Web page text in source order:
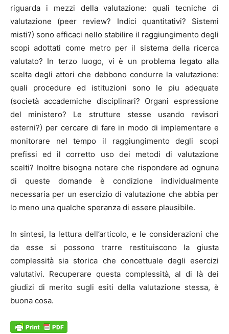
riguarda i mezzi della valutazione: quali tecniche di
valutazione (peer review? Indici quantitativi? Sistemi
misti?) sono efficaci nello stabilire il raggiungimento degli
scopi adottati come metro per il sistema della ricerca
valutato? In terzo luogo, vi è un problema legato alla
scelta degli attori che debbono condurre la valutazione:
quali procedure ed istituzioni sono le piu adequate
(società accademiche disciplinari? Organi espressione
del ministero? Le strutture stesse usando revisori
esterni?) per cercare di fare in modo di implementare e
monitorare nel tempo il raggiungimento degli scopi
prefissi ed il corretto uso dei metodi di valutazione
scelti? Inoltre bisogna notare che rispondere ad ognuna
di queste domande è condizione individualmente
necessaria per un esercizio di valutazione che abbia per
lo meno una qualche speranza di essere plausibile.
In sintesi, la lettura dell’articolo, e le considerazioni che
da esse si possono trarre restituiscono la giusta
complessità sia storica che concettuale degli esercizi
valutativi. Recuperare questa complessità, al di là dei
giudizi di merito sugli esiti della valutazione stessa, è
buona cosa.